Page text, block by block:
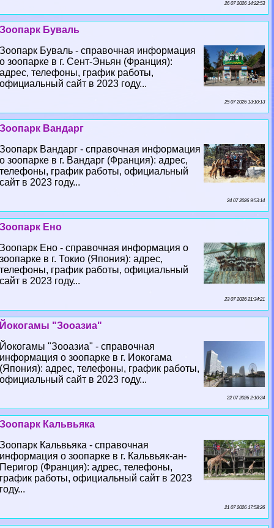
26 07 2026 14:22:53
Зоопарк Буваль
Зоопарк Буваль - справочная информация
о зоопарке в г. Сент-Эньян (Франция):
адрес, телефоны, график работы,
официальный сайт в 2023 году...
25 07 2026 13:10:13
Зоопарк Вандарг
Зоопарк Вандарг - справочная информация
о зоопарке в г. Вандарг (Франция): адрес,
телефоны, график работы, официальный
сайт в 2023 году...
24 07 2026 9:53:14
Зоопарк Ено
Зоопарк Ено - справочная информация о
зоопарке в г. Токио (Япония): адрес,
телефоны, график работы, официальный
сайт в 2023 году...
23 07 2026 21:34:21
Йокогамы "Зооазиа"
Йокогамы "Зооазиа" - справочная
информация о зоопарке в г. Иокогама
(Япония): адрес, телефоны, график работы,
официальный сайт в 2023 году...
22 07 2026 2:10:24
Зоопарк Кальвьяка
Зоопарк Кальвьяка - справочная
информация о зоопарке в г. Кальвьяк-ан-
Перигор (Франция): адрес, телефоны,
график работы, официальный сайт в 2023
году...
21 07 2026 17:58:26